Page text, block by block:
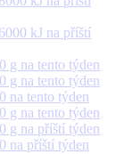
kJ na příští
na tento týden
na tento týden
tento týden
na tento týden
g na příští týden
na příští týden